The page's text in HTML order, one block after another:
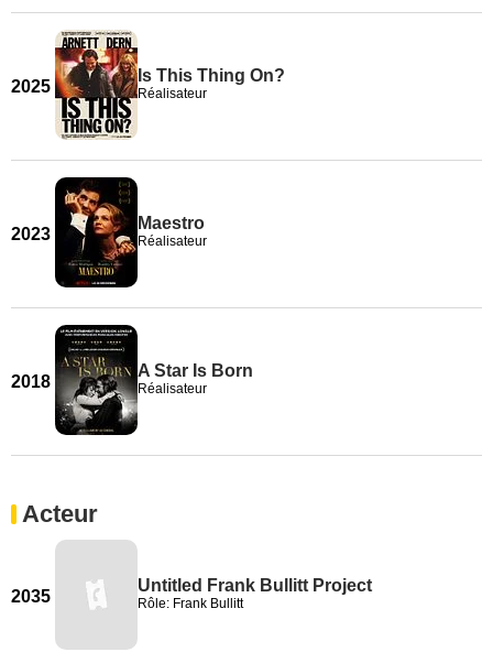
2025
Is This Thing On?
Réalisateur
2023
Maestro
Réalisateur
2018
A Star Is Born
Réalisateur
Acteur
2035
Untitled Frank Bullitt Project
Rôle: Frank Bullitt